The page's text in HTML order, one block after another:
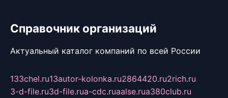
Справочник организаций
Актуальный каталог компаний по всей России
133chel.ru13autor-kolonka.ru2864420.ru2rich.ru
3-d-file.ru3d-file.rua-cdc.ruaalse.rua380club.ru